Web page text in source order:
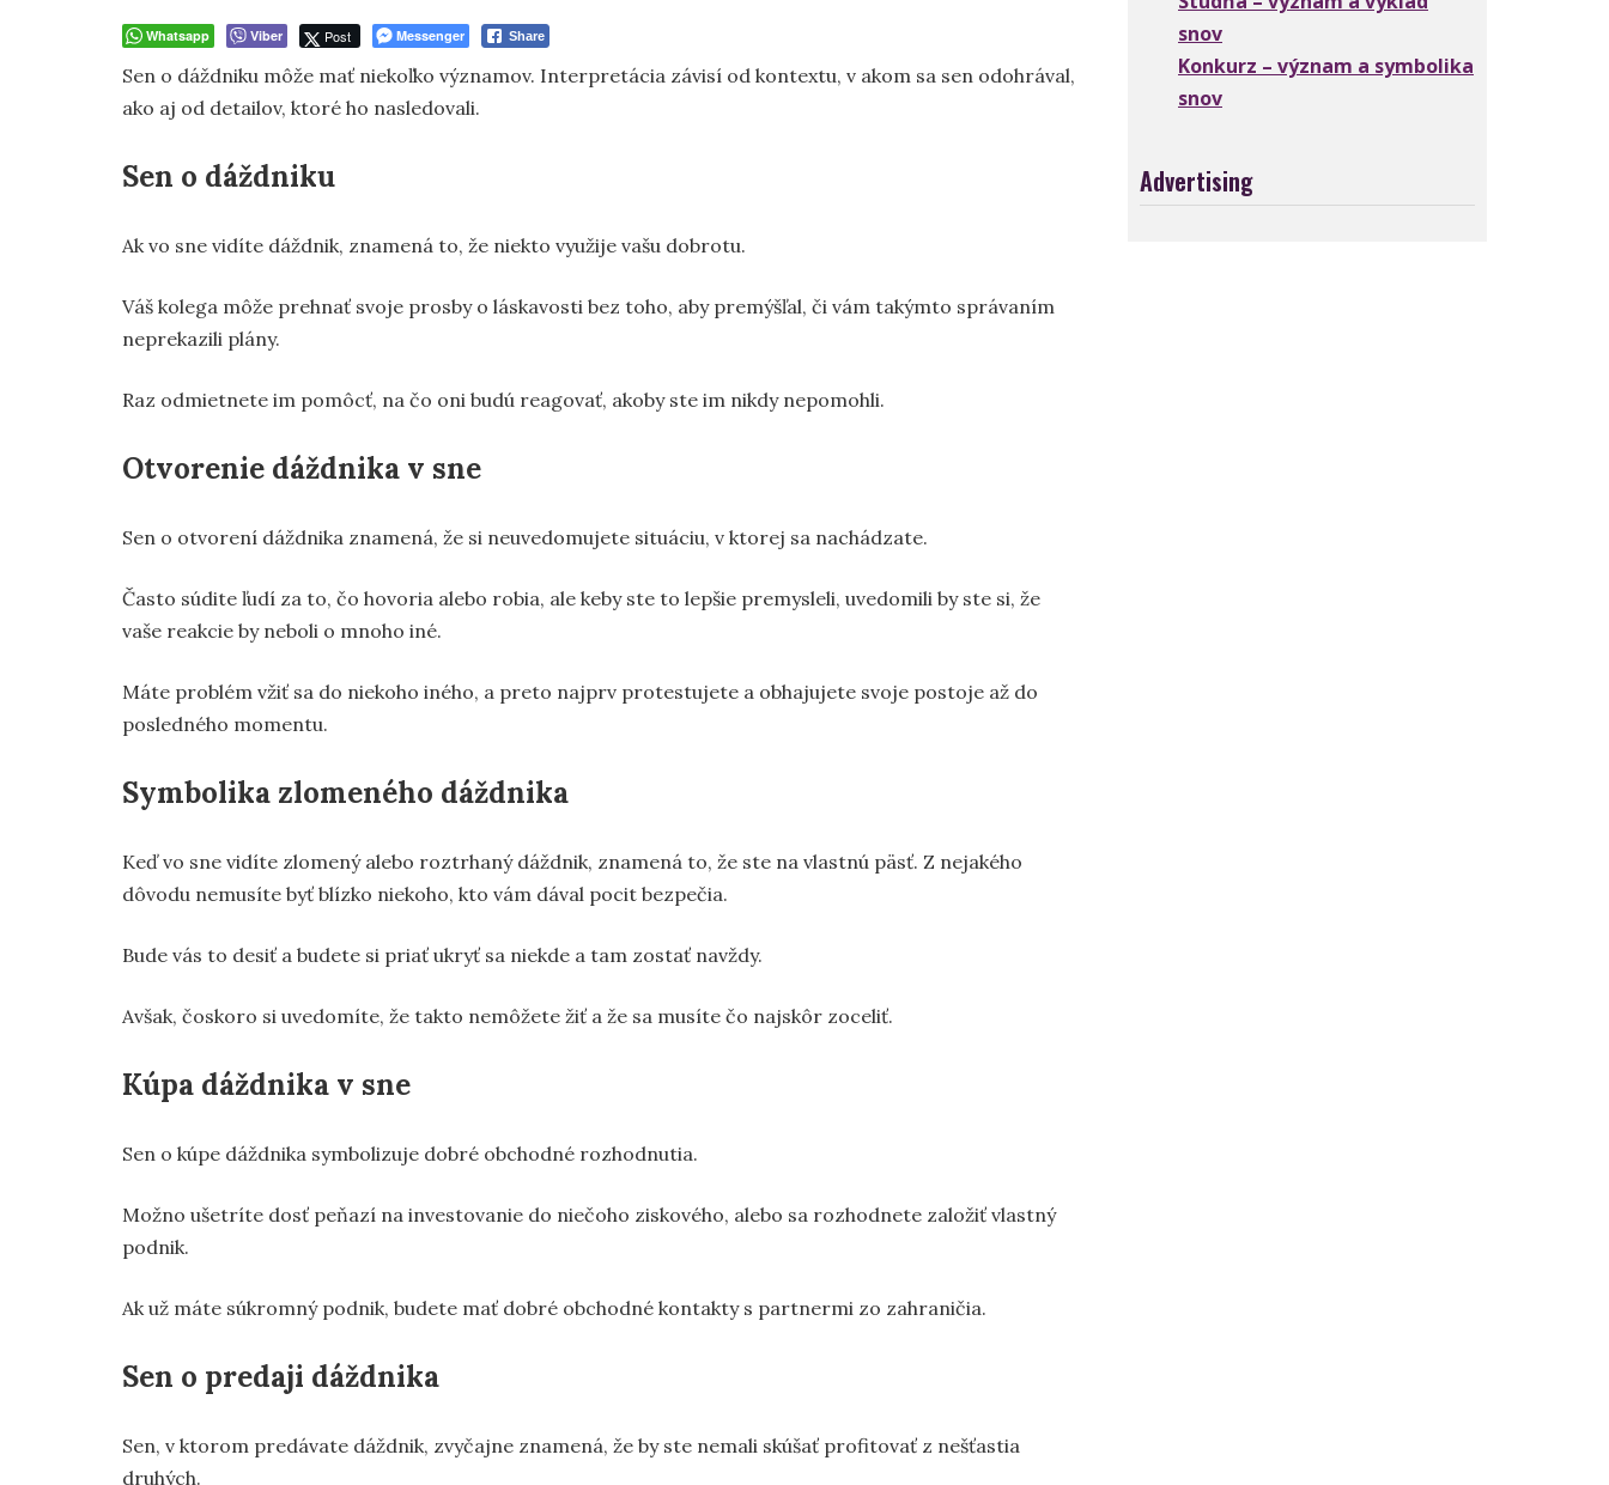
Whatsapp Viber Post Messenger Share
Sen o dáždniku môže mať niekoľko významov. Interpretácia závisí od kontextu, v akom sa sen odohrával,
ako aj od detailov, ktoré ho nasledovali.
Sen o dáždniku
Ak vo sne vidíte dáždnik, znamená to, že niekto využije vašu dobrotu.
Váš kolega môže prehnať svoje prosby o láskavosti bez toho, aby premýšľal, či vám takýmto správaním
neprekazili plány.
Raz odmietnete im pomôcť, na čo oni budú reagovať, akoby ste im nikdy nepomohli.
Otvorenie dáždnika v sne
Sen o otvorení dáždnika znamená, že si neuvedomujete situáciu, v ktorej sa nachádzate.
Často súdite ľudí za to, čo hovoria alebo robia, ale keby ste to lepšie premysleli, uvedomili by ste si, že
vaše reakcie by neboli o mnoho iné.
Máte problém vžiť sa do niekoho iného, a preto najprv protestujete a obhajujete svoje postoje až do
posledného momentu.
Symbolika zlomeného dáždnika
Keď vo sne vidíte zlomený alebo roztrhaný dáždnik, znamená to, že ste na vlastnú päsť. Z nejakého
dôvodu nemusíte byť blízko niekoho, kto vám dával pocit bezpečia.
Bude vás to desiť a budete si priať ukryť sa niekde a tam zostať navždy.
Avšak, čoskoro si uvedomíte, že takto nemôžete žiť a že sa musíte čo najskôr zoceliť.
Kúpa dáždnika v sne
Sen o kúpe dáždnika symbolizuje dobré obchodné rozhodnutia.
Možno ušetríte dosť peňazí na investovanie do niečoho ziskového, alebo sa rozhodnete založiť vlastný
podnik.
Ak už máte súkromný podnik, budete mať dobré obchodné kontakty s partnermi zo zahraničia.
Sen o predaji dáždnika
Sen, v ktorom predávate dáždnik, zvyčajne znamená, že by ste nemali skúšať profitovať z nešťastia
druhých.
snov
Konkurz – význam a symbolika
snov
Advertising